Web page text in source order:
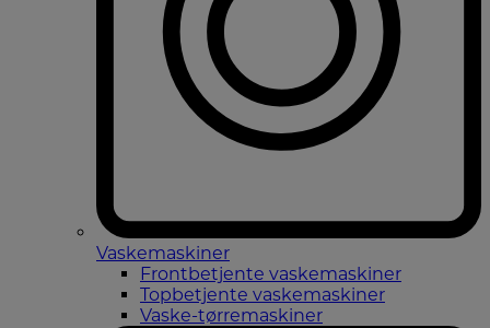
Vaskemaskiner
Frontbetjente vaskemaskiner
Topbetjente vaskemaskiner
Vaske-tørremaskiner